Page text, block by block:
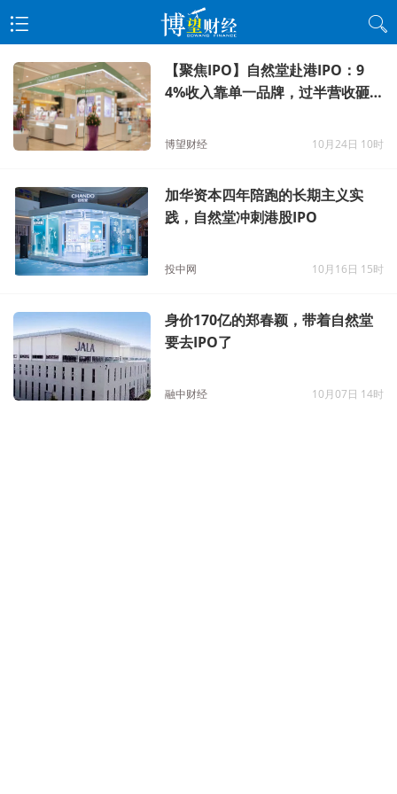
【聚焦IPO】自然堂赴港IPO：9
4%收入靠单一品牌，过半营收砸
博望财经 10月24日 10时
加华资本四年陪跑的长期主义实
践，自然堂冲刺港股IPO
投中网 10月16日 15时
身价170亿的郑春颖，带着自然堂
要去IPO了
融中财经 10月07日 14时